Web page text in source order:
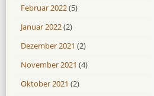
Februar 2022(5)
Januar 2022(2)
Dezember 2021 (2)
November 2021 (4)
Oktober 2021 (2)